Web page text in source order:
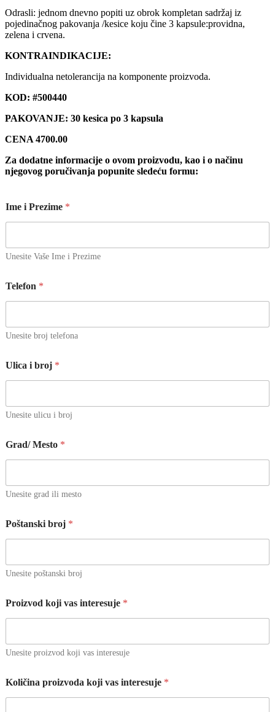
Odrasli: jednom dnevno popiti uz obrok kompletan sadržaj iz
pojedinačnog pakovanja /kesice koju čine 3 kapsule:providna,
zelena i crvena.
KONTRAINDIKACIJE:
Individualna netolerancija na komponente proizvoda.
KOD: #500440
PAKOVANJE: 30 kesica po 3 kapsula
CENA 4700.00
Za dodatne informacije o ovom proizvodu, kao i o načinu
njegovog poručivanja popunite sledeću formu:
Ime i Prezime *
Unesite Vaše Ime i Prezime
Telefon *
Unesite broj telefona
Ulica i broj *
Unesite ulicu i broj
Grad/ Mesto *
Unesite grad ili mesto
Poštanski broj *
Unesite poštanski broj
Proizvod koji vas interesuje *
Unesite proizvod koji vas interesuje
o
š
Količina proizvoda koji vas interesuje *